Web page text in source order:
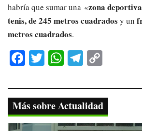
habría que sumar una «zona deportiva
tenis, de 245 metros cuadrados y un
metros cuadrados.
Fa
bo
ok
T
tte
r
W
ts
A
pp
Te
gr
a
m
y
Li
nk
Más sobre Actualidad